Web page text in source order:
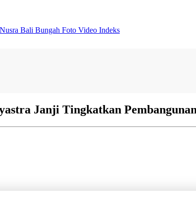
Nusra Bali Bungah Foto Video Indeks
Janji Tingkatkan